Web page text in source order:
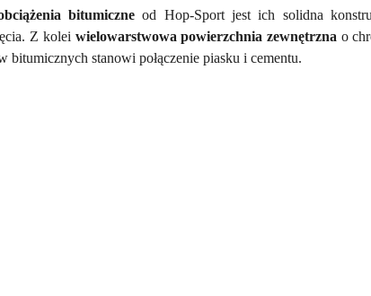
bitumiczneod Hop-Sport jest ich solidna
Z kolei wielowarstwowa powierzchnia zewnętrzna o
bitumicznych stanowi połączenie piasku i cementu.